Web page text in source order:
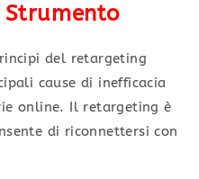
del retargeting
cause di inefficacia
online. Il retargeting è
di riconnettersi con